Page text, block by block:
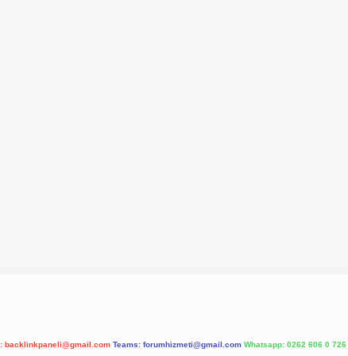
backlinkpaneli@gmail.com Teams: forumhizmeti@gmail.com Whatsapp: 0262 606 0 726